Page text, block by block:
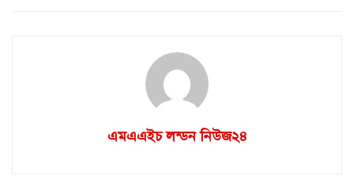
এমএএইচ লন্ডন নিউজ২৪